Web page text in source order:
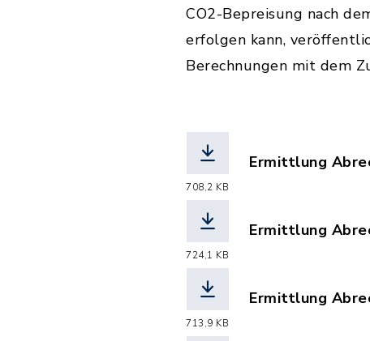
CO2-Bepreisung nach
erfolgen kann,
Berechnungen mit dem
708,2 KB
Ermittlung
724,1 KB
Ermittlung
713,9 KB
Ermittlung